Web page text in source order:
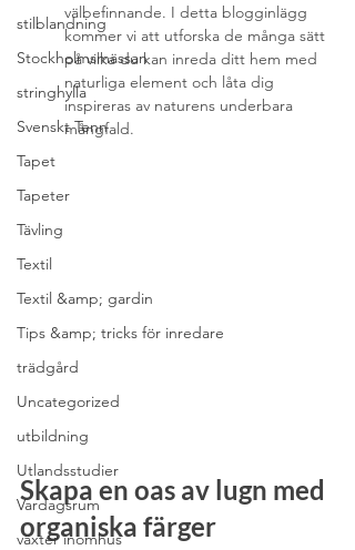
stilblandning
Stockholmsmässan
stringhylla
Svenskt Tenn
Tapet
Tapeter
Tävling
Textil
Textil &amp; gardin
Tips &amp; tricks för inredare
trädgård
Uncategorized
utbildning
Utlandsstudier
Vardagsrum
växter inomhus
välbefinnande. I detta blogginlägg
kommer vi att utforska de många sätt
på vilka du kan inreda ditt hem med
naturliga element och låta dig
inspireras av naturens underbara
mångfald.
Skapa en oas av lugn med
organiska färger